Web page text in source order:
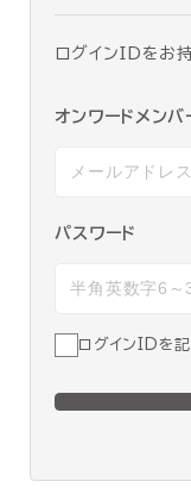
ログインIDをお
オンワードメン
パスワード
ログインIDを